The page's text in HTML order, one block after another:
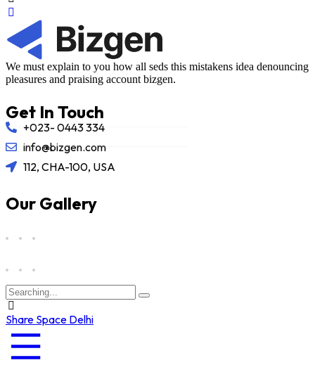
We must explain to you how all seds this mistakens idea denouncing
pleasures and praising account bizgen.
Get In Touch
+023- 0443 334
info@bizgen.com
112, CHA-100, USA
Our Gallery
Share Space Delhi